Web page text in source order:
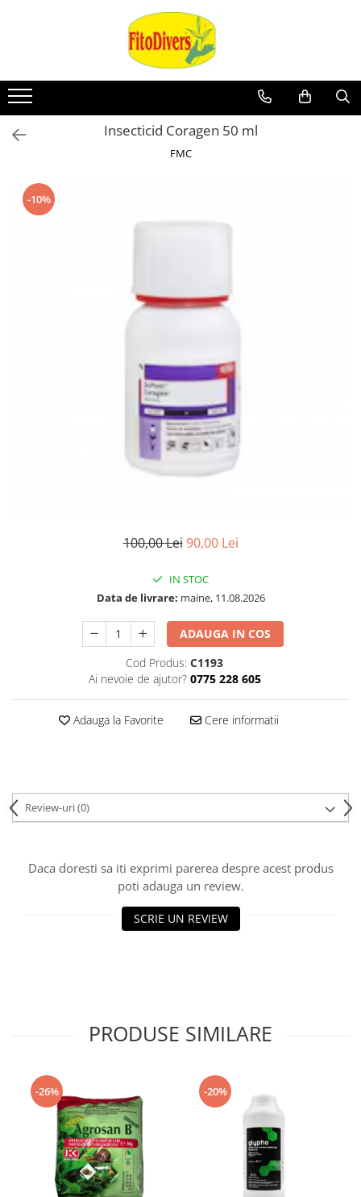
Insecticid Coragen 50 ml
FMC
-10%
100,00 Lei 90,00 Lei
IN STOC
Data de livrare: maine, 11.08.2026
ADAUGA IN COS
Cod Produs: C1193
Ai nevoie de ajutor? 0775 228 605
Adauga la Favorite Cere informatii
Review-uri(0)
Daca doresti sa iti exprimi parerea despre acest produs
poti adauga un review.
SCRIE UN REVIEW
PRODUSE SIMILARE
-26% -20%